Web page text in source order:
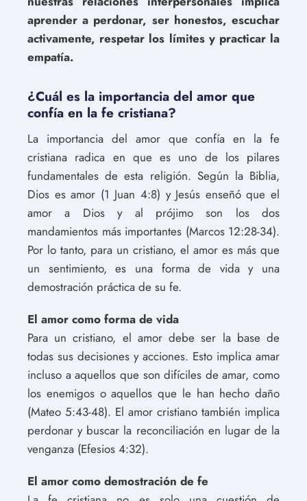
aprender a perdonar, ser honestos, escuchar
activamente, respetar los límites y practicar la
empatía.
¿Cuál es la importancia del amor que
confía en la fe cristiana?
La importancia del amor que confía en la fe
cristiana radica en que es uno de los pilares
fundamentales de esta religión. Según la Biblia,
Dios es amor (1 Juan 4:8) y Jesús enseñó que el
amor a Dios y al prójimo son los dos
mandamientos más importantes (Marcos 12:28-34).
Por lo tanto, para un cristiano, el amor es más que
un sentimiento, es una forma de vida y una
demostración práctica de su fe.
El amor como forma de vida
Para un cristiano, el amor debe ser la base de
todas sus decisiones y acciones. Esto implica amar
incluso a aquellos que son difíciles de amar, como
los enemigos o aquellos que le han hecho daño
(Mateo 5:43-48). El amor cristiano también implica
perdonar y buscar la reconciliación en lugar de la
venganza (Efesios 4:32).
El amor como demostración de fe